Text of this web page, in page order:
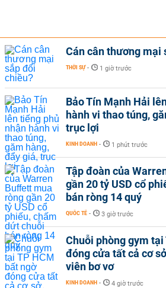
Cán cân thương mại
THỜI SỰ - 1 giờ trước
Bảo Tín Mạnh Hải
hành vi thao túng,
trục lợi
KINH DOANH - 1 phút trước
Tập đoàn của
gần 20 tỷ USD cổ
bán ròng 14 quý
QUỐC TẾ - 3 giờ trước
Chuỗi phòng gym
đóng cửa tất cả cơ
viên bơ vơ
KINH DOANH - 4 giờ trước